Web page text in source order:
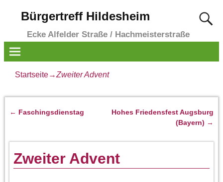
Bürgertreff Hildesheim
Ecke Alfelder Straße / Hachmeisterstraße
Startseite→Zweiter Advent
← Faschingsdienstag
Hohes Friedensfest Augsburg
(Bayern) →
Zweiter Advent